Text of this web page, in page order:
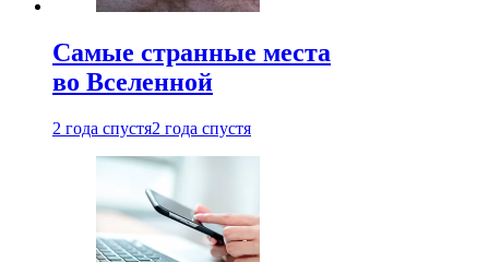
Самые странные места
во Вселенной
2 года спустя2 года спустя